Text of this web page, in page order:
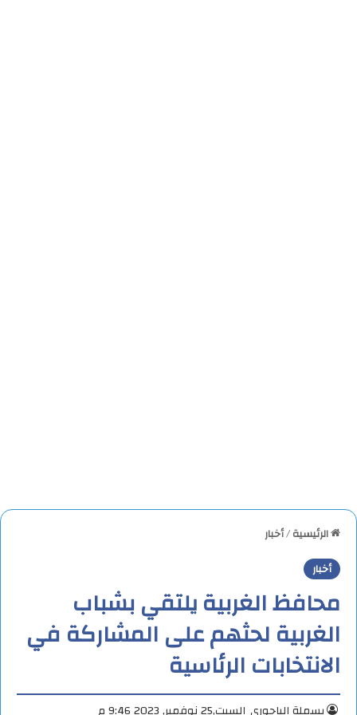
الرئيسية/أخبار
أخبار
محافظ الغربية يلتقي بشباب
الغربية لحثهم على المشاركة في
الانتخابات الرئاسية